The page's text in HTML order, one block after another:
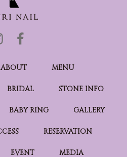
ABOUT MENU
BRIDAL STONE INFO
BABY RING GALLERY
RESERVATION
EVENT MEDIA